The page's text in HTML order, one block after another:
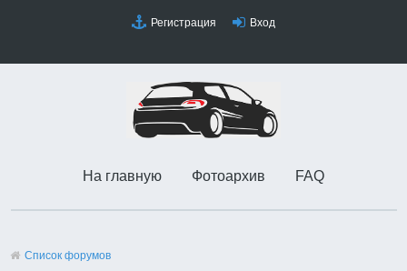
Регистрация Вход
На главную Фотоархив FAQ
Список форумов